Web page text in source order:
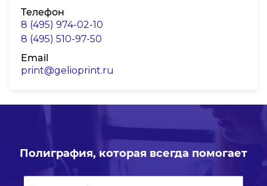
Телефон
8 (495) 974-02-10
8 (495) 510-97-50
Email
print@gelioprint.ru
Полиграфия, которая всегда помогает